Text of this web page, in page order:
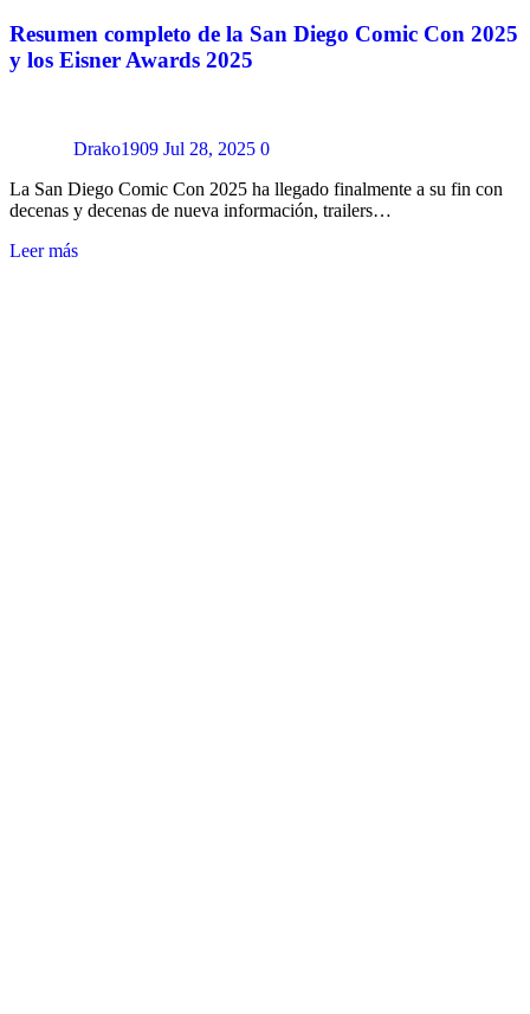
Resumen completo de la San Diego Comic Con 2025
y los Eisner Awards 2025
Drako1909 Jul 28, 2025 0
La San Diego Comic Con 2025 ha llegado finalmente a su fin con
decenas y decenas de nueva información, trailers…
Leer más